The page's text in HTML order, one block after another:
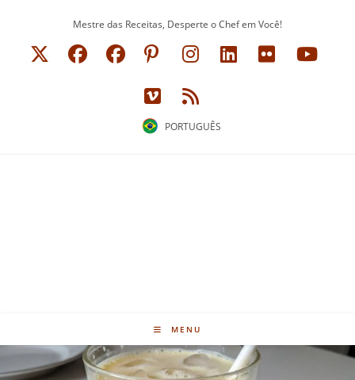
Mestre das Receitas, Desperte o Chef em Você!
PORTUGUÊS
MENU